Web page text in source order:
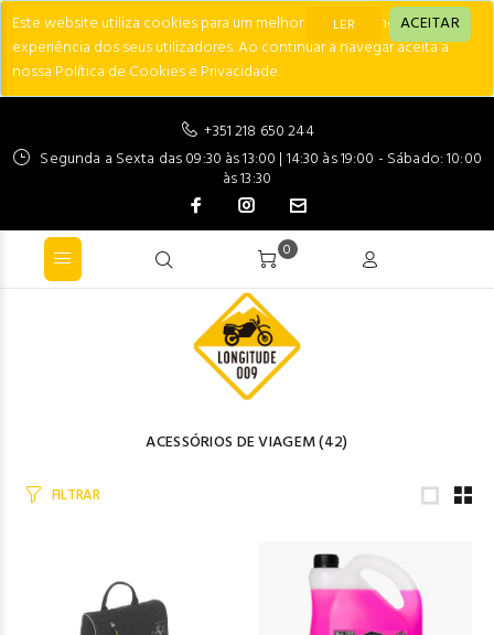
Este website utiliza cookies para um melhor desempenho e
experiência dos seus utilizadores. Ao continuar a navegar aceita a
nossa Política de Cookies e Privacidade.
LER ACEITAR
+351 218 650 244
Segunda a Sexta das 09:30 às 13:00 | 14:30 às 19:00 - Sábado: 10:00
às 13:30
0
ACESSÓRIOS DE VIAGEM(42)
FILTRAR